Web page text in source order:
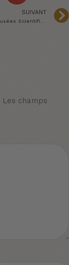
SUIVANT
Les Meilleurs Musées Scientifiques au Monde
Les champs